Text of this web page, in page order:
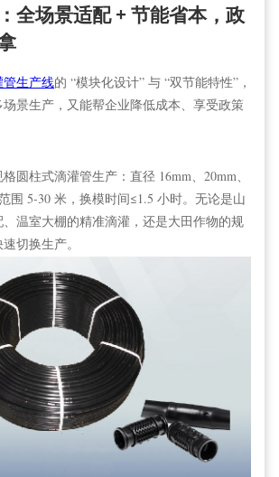
全场景适配 + 节能省本，政
管生产线的 “模块化设计” 与 “双节能特性”，
景生产，又能帮企业降低成本、享受政策
圆柱式滴灌管生产：直径 16mm、20mm、
围 5-30 米，换模时间≤1.5 小时。无论是山
温室大棚的精准滴灌，还是大田作物的规
切换生产。